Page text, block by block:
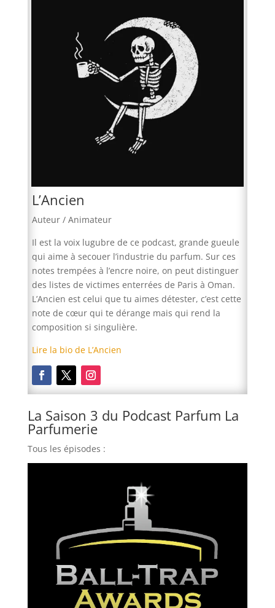
L’Ancien
Auteur / Animateur
Il est la voix lugubre de ce podcast, grande gueule
qui aime à secouer l’industrie du parfum. Sur ces
notes trempées à l’encre noire, on peut distinguer
des listes de victimes enterrées de Paris à Oman.
L’Ancien est celui que tu aimes détester, c’est cette
note de cœur qui te dérange mais qui rend la
composition si singulière.
Lire la bio de L’Ancien
La Saison 3 du Podcast Parfum La
Parfumerie
Tous les épisodes :